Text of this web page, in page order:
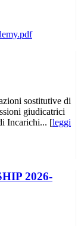
sostitutive di
giudicatrici
Incarichi... [leggi
2026-